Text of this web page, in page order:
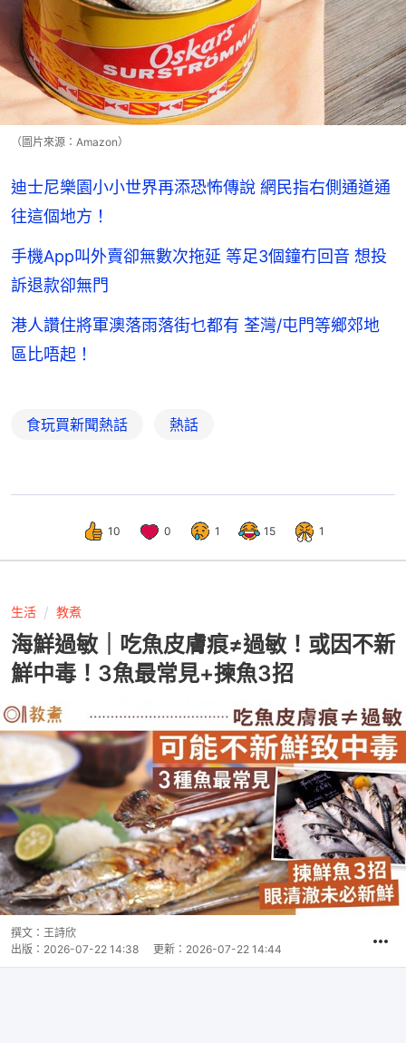
（圖片來源：Amazon）
迪士尼樂園小小世界再添恐怖傳說 網民指右側通道通
往這個地方！
手機App叫外賣卻無數次拖延 等足3個鐘冇回音 想投
訴退款卻無門
港人讚住將軍澳落雨落街乜都有 荃灣/屯門等鄉郊地
區比唔起！
食玩買新聞熱話 熱話
10 0 1 15 1
生活 教煮
海鮮過敏｜吃魚皮膚痕≠過敏！或因不新
鮮中毒！3魚最常見+揀魚3招
撰文： 王詩欣
出版： 2026-07-22 14:38 更新： 2026-07-22 14:44